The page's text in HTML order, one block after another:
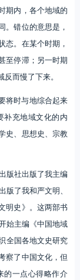
期内，各个地域的
。错位的意思是，
态。在某个时期，
至停滞；另一时期
而慢了下来。
将时与地综合起来
补充地域文化的内
史、思想史、宗教
版社出版了我主编
了我和严文明、
明史》。这两部书
始主编《中国地域
全国各地文史研究
察了中国文化，但
的一点心得略作介